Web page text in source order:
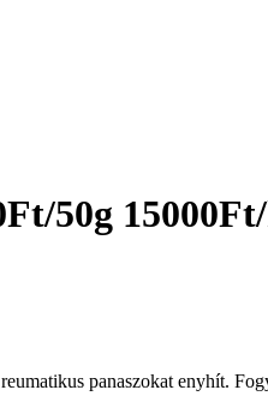
50g
panaszokat enyhít.